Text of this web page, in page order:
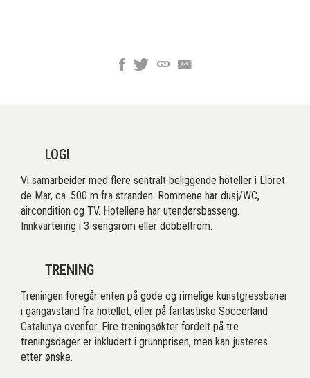
LOGI
Vi samarbeider med flere sentralt beliggende hoteller i Lloret
de Mar, ca. 500 m fra stranden. Rommene har dusj/WC,
aircondition og TV. Hotellene har utendørsbasseng.
Innkvartering i 3-sengsrom eller dobbeltrom.
TRENING
Treningen foregår enten på gode og rimelige kunstgressbaner
i gangavstand fra hotellet, eller på fantastiske Soccerland
Catalunya ovenfor. Fire treningsøkter fordelt på tre
treningsdager er inkludert i grunnprisen, men kan justeres
etter ønske.